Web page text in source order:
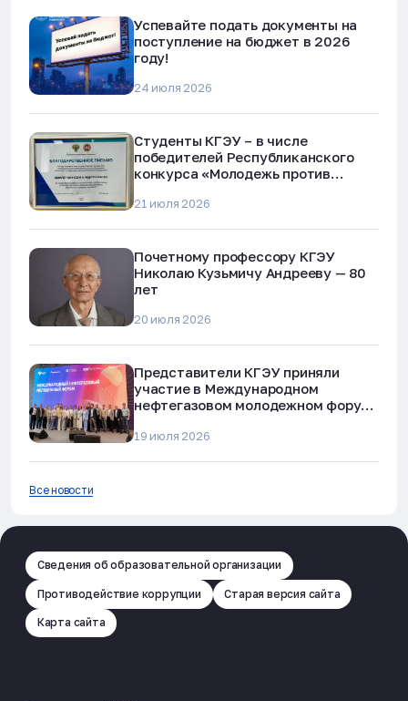
Успевайте подать документы на
поступление на бюджет в 2026
году!
24 июля 2026
Студенты КГЭУ – в числе
победителей Республиканского
конкурса «Молодежь против
мошенничества»
21 июля 2026
Почетному профессору КГЭУ
Николаю Кузьмичу Андрееву — 80
лет
20 июля 2026
Представители КГЭУ приняли
участие в Международном
нефтегазовом молодежном форуме
19 июля 2026
Все новости
Сведения об образовательной организации
Противодействие коррупции Старая версия сайта
Карта сайта